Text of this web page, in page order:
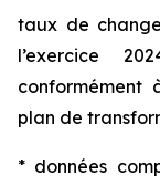
taux de
l’exercice
conformément
plan de
* données